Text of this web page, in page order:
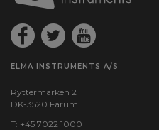
ELMA INSTRUMENTS A/S
Ryttermarken 2
DK-3520 Farum
T: +45 7022 1000